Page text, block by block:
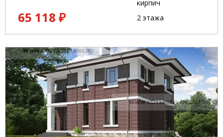
65 118 ₽
кирпич
2 этажа